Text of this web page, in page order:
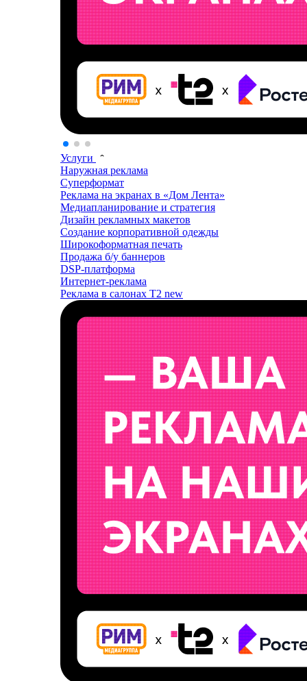
Услуги
Наружная реклама
Суперформат
Реклама на экранах в «Дом Лента»
Медиапланирование и стратегия
Дизайн рекламных макетов
Создание корпоративной одежды
Широкоформатная печать
Продажа б/у баннеров
DSP-платформа
Интернет-реклама
Реклама в салонах T2 new